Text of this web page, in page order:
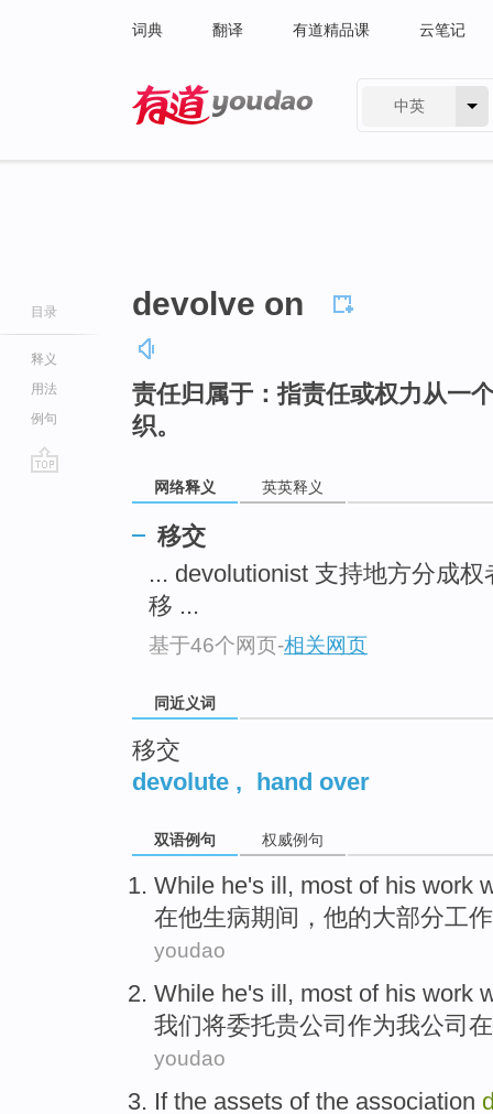
词典 翻译 有道精品课 云笔记
中英
目录
释义
用法
例句
devolve on
责任归属于：指责任或权力从一
织。
网络释义 英英释义
移交
... devolutionist 支持地方分成
移 ...
基于46个网页-相关网页
同近义词
移交
devolute , hand over
双语例句 权威例句
While he's ill , most of his work
在他生病期间， 他的大部分工作
youdao
While he's ill, most ofhis work
我们将委托贵公司作为我公司 在
youdao
If the assets ofthe association